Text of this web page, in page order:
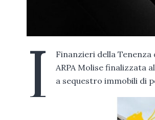
I Finanzieri della Tenenza
ARPA Molise finalizzata
a sequestro immobili di